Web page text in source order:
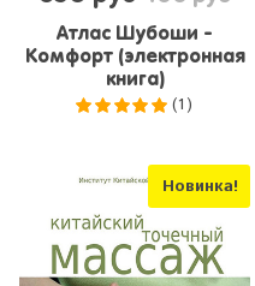
Атлас Шубоши -
Комфорт (электронная
книга)
(1)
Новинка!